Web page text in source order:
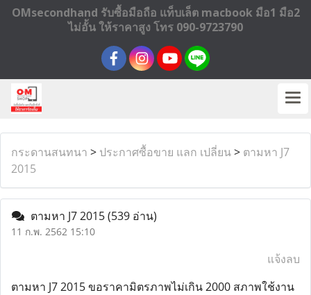
OMsecondhand รับซื้อมือถือ แท็บเล็ต macbook มือ1 มือ2
ไม่อั้น ให้ราคาสูง โทร 090-9723790
กระดานสนทนา > ประกาศซื้อขาย แลก เปลี่ยน> ตามหา J7
2015
ตามหา J7 2015(539 อ่าน)
11 ก.พ. 2562 15:10
แจ้งลบ
ตามหา J7 2015 ขอราคามิตรภาพไม่เกิน 2000 สภาพใช้งาน